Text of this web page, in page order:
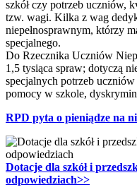
szkół czy potrzeb uczniów,
tzw. wagi. Kilka z wag
niepełnosprawnym, którzy
specjalnego.
Do Rzecznika Uczniów
1,5 tysiąca spraw; dotyczą
specjalnych potrzeb
pomocy w szkole,
RPD pyta o pieniądze na
Dotacje dla szkół i
odpowiedziach>>